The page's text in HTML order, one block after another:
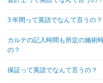
3 年間って英語でなんて言うの？
カルテの記入時間も所定の施術
の？
保証って英語でなんて言うの？